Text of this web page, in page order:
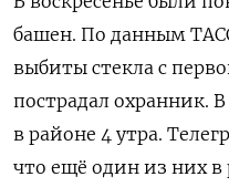
башен. По данным
выбиты стекла с
пострадал охранник.
в районе 4 утра.
что ещё один из них в